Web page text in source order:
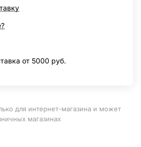
от 5000 руб.
для интернет-магазина и может
магазинах